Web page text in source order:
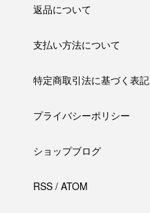
返品について
支払い方法について
特定商取引法に基づく表記
プライバシーポリシー
ショップブログ
RSS/ ATOM